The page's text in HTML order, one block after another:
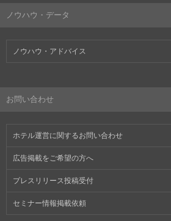
ノウハウ・データ
ノウハウ・アドバイス
お問い合わせ
ホテル運営に関するお問い合わせ
広告掲載をご希望の方へ
プレスリリース投稿受付
セミナー情報掲載依頼